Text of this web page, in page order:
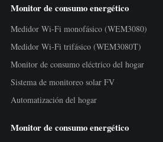
Monitor de consumo energético
Medidor Wi-Fi monofásico (WEM3080)
Medidor Wi-Fi trifásico (WEM3080T)
Monitor de consumo eléctrico del hogar
Sistema de monitoreo solar FV
Automatización del hogar
Monitor de consumo energético